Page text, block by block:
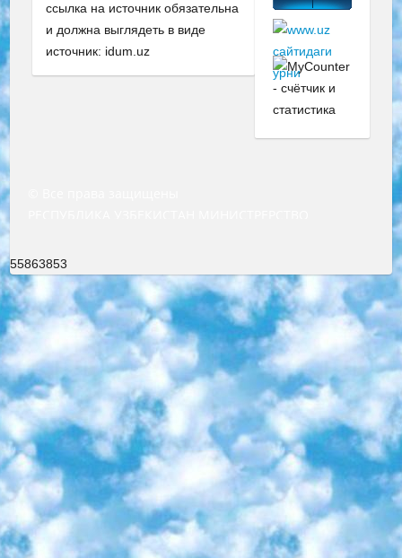
ссылка на источник обязательна
и должна выглядеть в виде
источник: idum.uz
55863853